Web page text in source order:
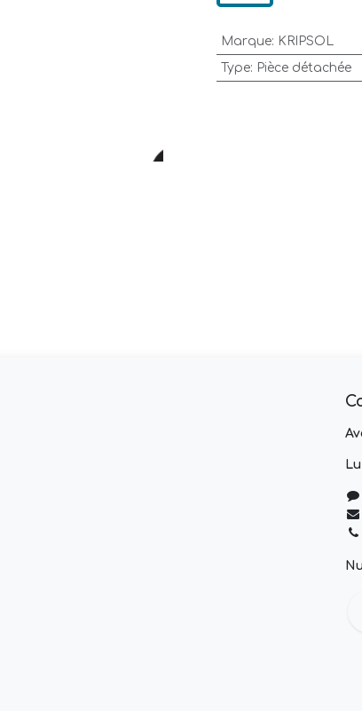
Marque: KRIPSOL
Type: Pièce détachée